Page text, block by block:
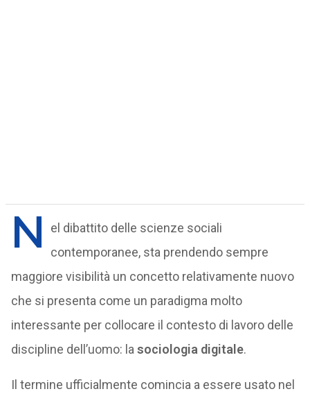
N
el dibattito delle scienze sociali
contemporanee, sta prendendo sempre
maggiore visibilità un concetto relativamente nuovo
che si presenta come un paradigma molto
interessante per collocare il contesto di lavoro delle
discipline dell’uomo: la sociologia digitale.
Il termine ufficialmente comincia a essere usato nel